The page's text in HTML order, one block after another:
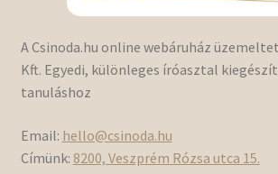
A Csinoda.hu online webáruház
Kft. Egyedi, különleges íróasztal
tanuláshoz
Email: hello@csinoda.hu
Címünk: 8200, Veszprém Rózsa utca 15.